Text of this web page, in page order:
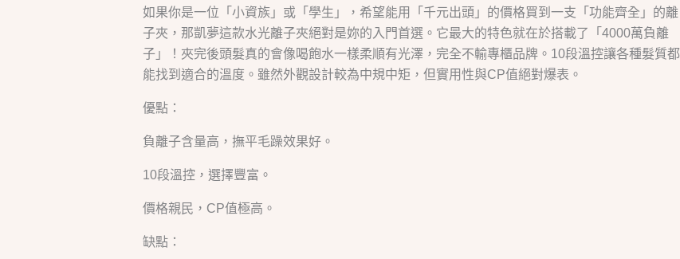
如果你是一位「小資族」或「學生」，希望能用「千元出頭」的價格買到一支「功能齊全」的離
子夾，那凱夢這款水光離子夾絕對是妳的入門首選。它最大的特色就在於搭載了「4000萬負離
子」！夾完後頭髮真的會像喝飽水一樣柔順有光澤，完全不輸專櫃品牌。10段溫控讓各種髮質都
能找到適合的溫度。雖然外觀設計較為中規中矩，但實用性與CP值絕對爆表。
優點：
負離子含量高，撫平毛躁效果好。
10段溫控，選擇豐富。
價格親民，CP值極高。
缺點：